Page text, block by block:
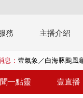
務 主播介紹
息：
一點靈 壹直播